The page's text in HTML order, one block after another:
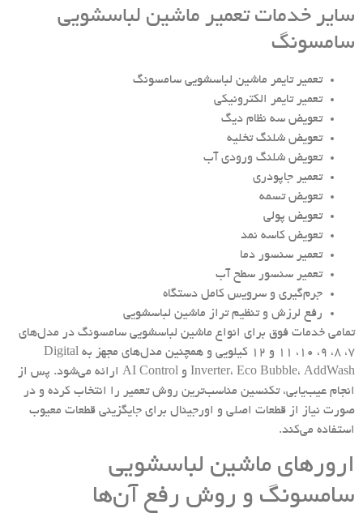
سایر خدمات تعمیر ماشین لباسشویی
سامسونگ
تعمیر تایمر ماشین لباسشویی سامسونگ
تعمیر تایمر الکترونیکی
تعویض سه نظام دیگ
تعویض شلنگ تخلیه
تعویض شلنگ ورودی آب
تعمیر جاپودری
تعویض تسمه
تعویض پولی
تعویض کاسه نمد
تعمیر سنسور دما
تعمیر سنسور سطح آب
جرم‌گیری و سرویس کامل دستگاه
رفع لرزش و تنظیم تراز ماشین لباسشویی
تمامی خدمات فوق برای انواع ماشین لباسشویی سامسونگ در مدل‌های
۷، ۸، ۹، ۱۰، ۱۱ و ۱۲ کیلویی و همچنین مدل‌های مجهز به Digital
Inverter، Eco Bubble، AddWash و AI Control ارائه می‌شود. پس از
انجام عیب‌یابی، تکنسین مناسب‌ترین روش تعمیر را انتخاب کرده و در
صورت نیاز از قطعات اصلی و اورجینال برای جایگزینی قطعات معیوب
استفاده می‌کند.
ارورهای ماشین لباسشویی
سامسونگ و روش رفع آن‌ها